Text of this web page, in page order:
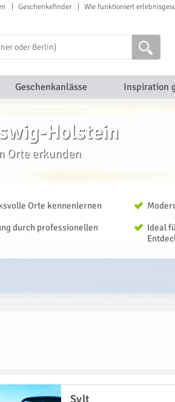
Geschenkefinder Wie funktioniert
Geschenkanlässe Inspiration
Holstein
Orte erkunden
Orte kennenlernen
durch professionellen
Ideal
Sylt